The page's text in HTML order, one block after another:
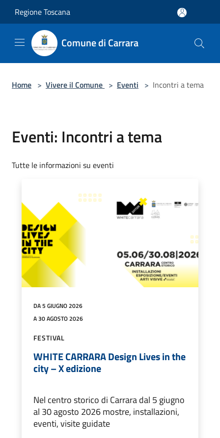
Regione Toscana
Comune di Carrara
Home > Vivere il Comune > Eventi > Incontri a tema
Eventi: Incontri a tema
Tutte le informazioni su eventi
DA 5 GIUGNO 2026
A 30 AGOSTO 2026
FESTIVAL
WHITE CARRARA Design Lives in the
city – X edizione
Nel centro storico di Carrara dal 5 giugno
al 30 agosto 2026 mostre, installazioni,
eventi, visite guidate